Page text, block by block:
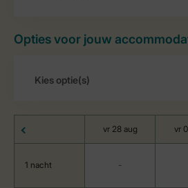
Opties voor jouw
vr 28 aug vr
1 nacht -